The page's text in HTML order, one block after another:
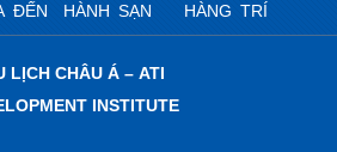
ĐẾN
HÀNH SẠN
HÀNG TRÍ
LỊCH CHÂU Á – ATI
INSTITUTE